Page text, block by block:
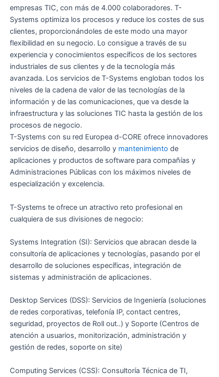
empresas TIC, con más de 4.000 colaboradores. T-
Systems optimiza los procesos y reduce los costes de sus
clientes, proporcionándoles de este modo una mayor
flexibilidad en su negocio. Lo consigue a través de su
experiencia y conocimientos específicos de los sectores
industriales de sus clientes y de la tecnología más
avanzada. Los servicios de T-Systems engloban todos los
niveles de la cadena de valor de las tecnologías de la
información y de las comunicaciones, que va desde la
infraestructura y las soluciones TIC hasta la gestión de los
procesos de negocio.
T-Systems con su red Europea d-CORE ofrece innovadores
servicios de diseño, desarrollo y mantenimiento de
aplicaciones y productos de software para compañías y
Administraciones Públicas con los máximos niveles de
especialización y excelencia.
T-Systems te ofrece un atractivo reto profesional en
cualquiera de sus divisiones de negocio:
Systems Integration (SI): Servicios que abracan desde la
consultoría de aplicaciones y tecnologías, pasando por el
desarrollo de soluciones específicas, integración de
sistemas y administración de aplicaciones.
Desktop Services (DSS): Servicios de Ingeniería (soluciones
de redes corporativas, telefonía IP, contact centres,
seguridad, proyectos de Roll out..) y Soporte (Centros de
atención a usuarios, monitorización, administración y
gestión de redes, soporte on site)
Computing Services (CSS): Consultoría Técnica de TI,